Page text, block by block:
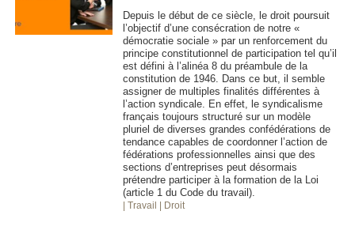
Depuis le début de ce siècle, le droit poursuit
l’objectif d’une consécration de notre «
démocratie sociale » par un renforcement du
principe constitutionnel de participation tel qu’il
est défini à l’alinéa 8 du préambule de la
constitution de 1946. Dans ce but, il semble
assigner de multiples finalités différentes à
l’action syndicale. En effet, le syndicalisme
français toujours structuré sur un modèle
pluriel de diverses grandes confédérations de
tendance capables de coordonner l’action de
fédérations professionnelles ainsi que des
sections d’entreprises peut désormais
prétendre participer à la formation de la Loi
(article 1 du Code du travail).
| Travail | Droit